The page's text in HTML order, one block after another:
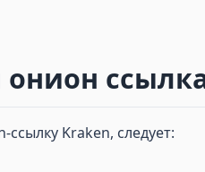
онион
Kraken, следует: